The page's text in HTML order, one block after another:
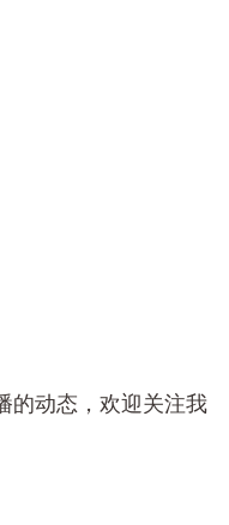
的动态，欢迎关注我